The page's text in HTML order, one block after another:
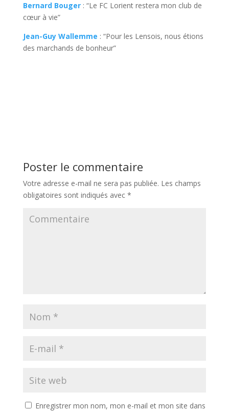
Bernard Bouger: “Le FC Lorient restera mon club de
cœur à vie”
Jean-Guy Wallemme : “Pour les Lensois, nous étions
des marchands de bonheur”
Poster le commentaire
Votre adresse e-mail ne sera pas publiée. Les champs
obligatoires sont indiqués avec *
Enregistrer mon nom, mon e-mail et mon site dans